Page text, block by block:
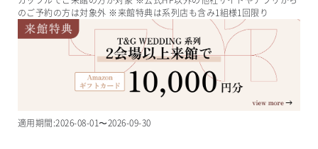
のご予約の方は対象外 ※来館特典は系列店も含み1組様1回限り
適用期間:2026-08-01〜2026-09-30